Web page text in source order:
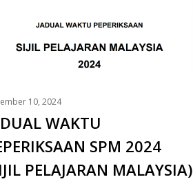
10, 2024
WAKTU
SPM 2024
PELAJARAN MALAYSIA)